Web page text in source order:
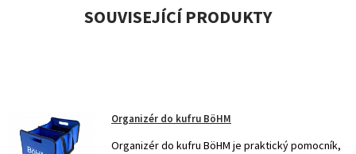
SOUVISEJÍCÍ PRODUKTY
Organizér do kufru BöHM
Organizér do kufru BöHM je praktický pomocník,